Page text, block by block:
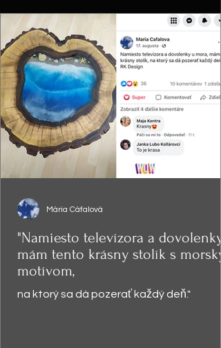
"Namiesto televízora a dovolenky,
mám tento krásny stolík s
motívom,
na ktorý sa dá pozerať každý deň."
Mária Cáfalová